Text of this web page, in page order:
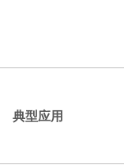
典型应用